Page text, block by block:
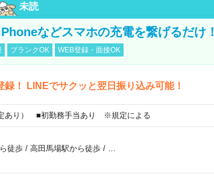
未読
などスマホの充電を繋げるだけ！
ブランクOK WEB登録・面接OK
！ LINEでサクッと翌日振り込み可能！
あり） ■初勤務手当あり ※規定による
徒歩/ 高田馬場駅から徒歩/